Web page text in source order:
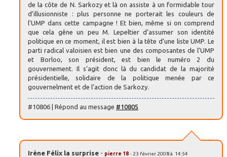
de la côte de N. Sarkozy et là on assiste à un formidable tour
d’illusionniste : plus personne ne porterait les couleurs de
l’UMP dans cette campagne ! Et bien, même si on comprend
que cela gêne un peu M. Lepeltier d’assumer son identité
politique en ce moment, il est bien à la tête d’une liste UMP. Le
parti radical valoisien est bien une des composantes de l’UMP
et Borloo, son président, est bien le numéro 2 du
gouvernement. Il s’agit donc là du candidat de la majorité
présidentielle, solidaire de la politique menée par ce
gouvernelment et de l’action de Sarkozy.
#10806 | Répond au message #10805
Irène Félix la surprise - pierre 18 - 23 février 2008 à 14:54